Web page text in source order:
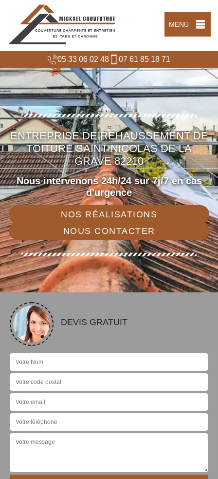
MENU
05 33 06 02 48 07 61 85 18 71
ENTREPRISE DE REHAUSSEMENT DE
TOITURE SAINT NICOLAS DE LA
GRAVE 82210
Nous intervenons 24h/24 sur 7j/7 en cas
d'urgence
NOS RÉALISATIONS
NOUS CONTACTER
DEVIS GRATUIT